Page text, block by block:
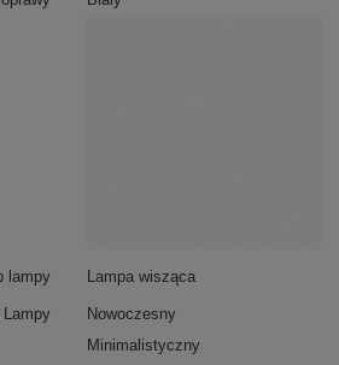
lampy Lampa wisząca
Nowoczesny
Minimalistyczny